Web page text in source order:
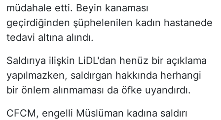
müdahale etti. Beyin kanaması
geçirdiğinden şüphelenilen kadın hastanede
tedavi altına alındı.
Saldırıya ilişkin LiDL'dan henüz bir açıklama
yapılmazken, saldırgan hakkında herhangi
bir önlem alınmaması da öfke uyandırdı.
CFCM, engelli Müslüman kadına saldırı